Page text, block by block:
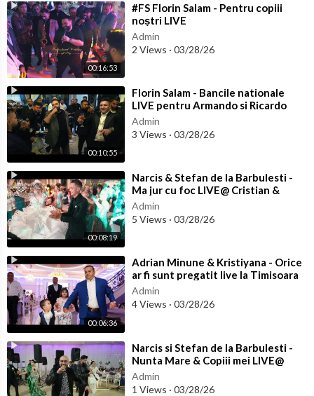
00:16:53
⁣#FS Florin Salam - Pentru copiii
noștri LIVE
Admin
2 Views · 03/28/26
00:10:55
⁣Florin Salam - Bancile nationale
LIVE pentru Armando si Ricardo
Chira
Admin
3 Views · 03/28/26
00:08:19
⁣Narcis & Stefan de la Barbulesti -
Ma jur cu foc LIVE@ Cristian &
Larisa WEDDING
Admin
5 Views · 03/28/26
00:06:36
⁣Adrian Minune & Kristiyana - Orice
ar fi sunt pregatit live la Timisoara
@botez EDUARD
Admin
4 Views · 03/28/26
⁣Narcis si Stefan de la Barbulesti -
Nunta Mare & Copiii mei LIVE@
Homocea nunta Ionut & Ales
Admin
1 Views · 03/28/26